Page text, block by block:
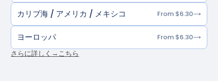
カリブ海 / アメリカ / メキシコ From $6.30
ヨーロッパ From $6.30
さらに詳しく→こちら